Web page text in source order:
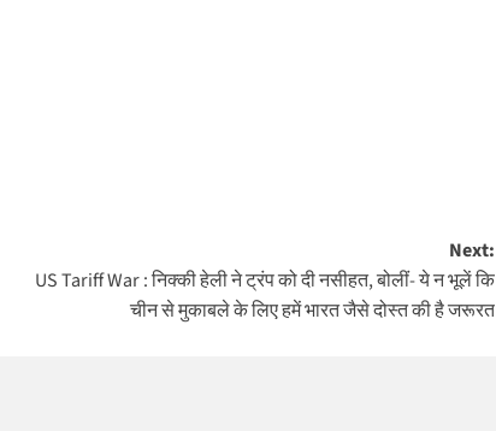
Next:
US Tariff War : निक्की हेली ने ट्रंप को दी नसीहत, बोलीं- ये न भूलें कि
चीन से मुकाबले के लिए हमें भारत जैसे दोस्त की है जरूरत